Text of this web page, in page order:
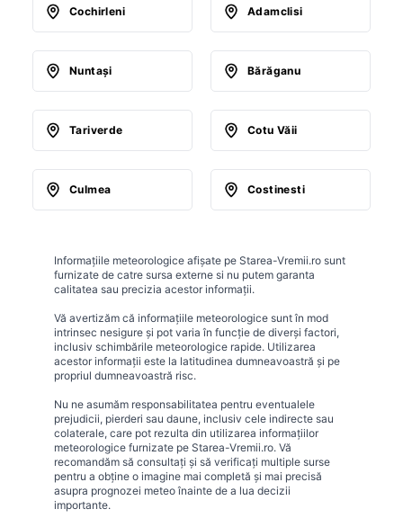
Cochirleni Adamclisi
Nuntaşi Bărăganu
Tariverde Cotu Văii
Culmea Costinesti
Informațiile meteorologice afișate pe Starea-Vremii.ro sunt
furnizate de catre sursa externe si nu putem garanta
calitatea sau precizia acestor informații.
Vă avertizăm că informațiile meteorologice sunt în mod
intrinsec nesigure și pot varia în funcție de diverși factori,
inclusiv schimbările meteorologice rapide. Utilizarea
acestor informații este la latitudinea dumneavoastră și pe
propriul dumneavoastră risc.
Nu ne asumăm responsabilitatea pentru eventualele
prejudicii, pierderi sau daune, inclusiv cele indirecte sau
colaterale, care pot rezulta din utilizarea informațiilor
meteorologice furnizate pe Starea-Vremii.ro. Vă
recomandăm să consultați și să verificați multiple surse
pentru a obține o imagine mai completă și mai precisă
asupra prognozei meteo înainte de a lua decizii
importante.